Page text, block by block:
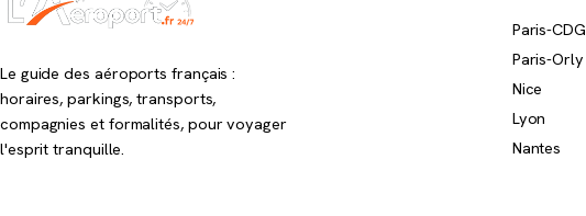
Le guide des aéroports français :
horaires, parkings, transports,
compagnies et formalités, pour voyager
l'esprit tranquille.
Paris-CDG
Paris-Orly
Nice
Lyon
Nantes